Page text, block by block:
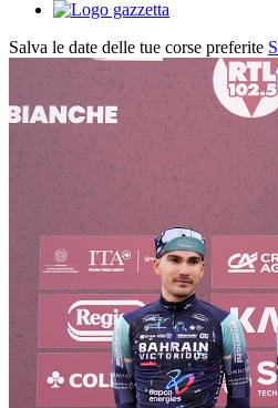
Salva le date delle tue corse preferite